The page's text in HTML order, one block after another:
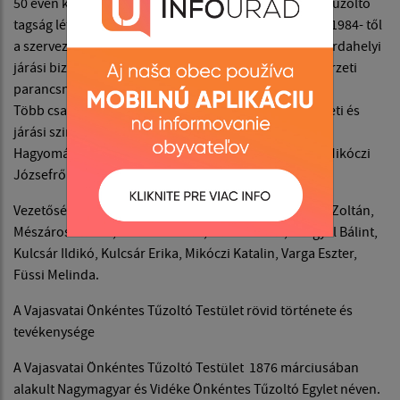
tagság létszáma : 106 ebből 25 nő és 18 ifjú tűzoltó. 1984- től
a szervezet elnöke Füssi Gábor és 1984- től a Dunaszerdahelyi
járási bizottság plénumának tagja és még betölti a körzeti
parancsnoki tisztséget is.
Több csapattal évente sikeresen részt veszünk a körzeti és
járási szinten megrendezendő tűzoltó versenyeken.
Hagyományszerűen minden évben megrendezzük a Mikóczi
Józsefről elnevezet éjjeli emlékversenyt.
Vezetőségi tagok: id.Füssi Gábor, Mikoci Pál, Holocsi Zoltán,
Mészáros Zoltán, Mikóczi János, Füssi Lóránt, Lengyel Bálint,
Kulcsár Ildikó, Kulcsár Erika, Mikóczi Katalin, Varga Eszter,
Füssi Melinda.
A Vajasvatai Önkéntes Tűzoltó Testület rövid története és
tevékenysége
A Vajasvatai Önkéntes Tűzoltó Testület 1876 márciusában
alakult Nagymagyar és Vidéke Önkéntes Tűzoltó Egylet néven.